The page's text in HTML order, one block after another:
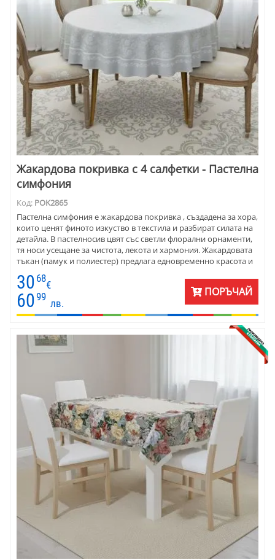
Жакардова покривка с 4 салфетки - Пастелна
симфония
Код: POK2865
Пастелна симфония е жакардова покривка , създадена за хора,
които ценят финото изкуство в текстила и разбират силата на
детайла. В пастелносив цвят със светли флорални орнаменти,
тя носи усещане за чистота, лекота и хармония. Жакардовата
тъкан (памук и полиестер) предлага едновременно красота и
привлекателна дори без допълнителна украса. Комплектът
включва и 4 кръгли салфетки Ф20 — елегантен жест, който
придава завършена визия на всяка подредба. Тази покривка е
създадена да вдъхновява ежедневието и специалните
30 68
€
6099
лв.
ПОРЪЧАЙ